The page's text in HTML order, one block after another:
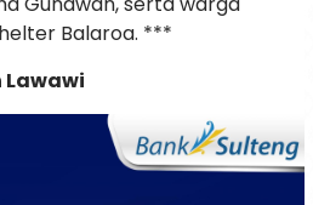
Balaroa. ***
Lawawi